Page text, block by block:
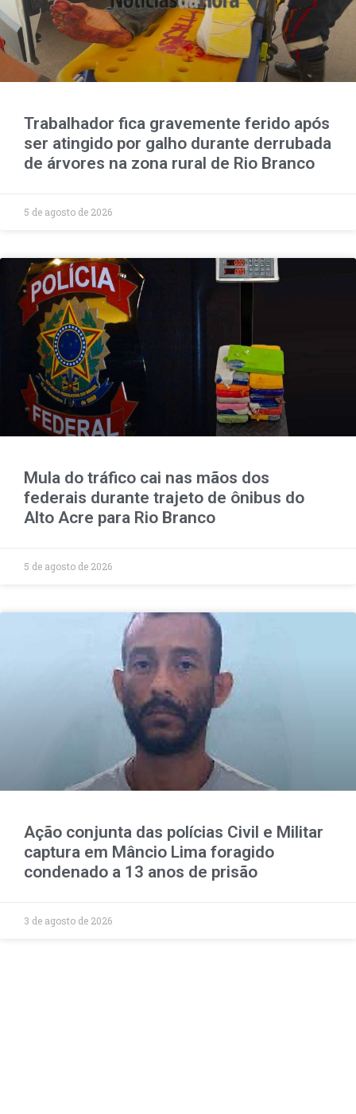
Trabalhador fica gravemente ferido após
ser atingido por galho durante derrubada
de árvores na zona rural de Rio Branco
5 de agosto de 2026
Mula do tráfico cai nas mãos dos
federais durante trajeto de ônibus do
Alto Acre para Rio Branco
5 de agosto de 2026
Ação conjunta das polícias Civil e Militar
captura em Mâncio Lima foragido
condenado a 13 anos de prisão
3 de agosto de 2026